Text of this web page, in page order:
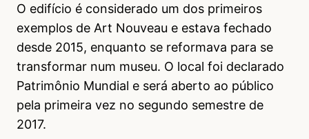
O edifício é considerado um dos primeiros
exemplos de Art Nouveau e estava fechado
desde 2015, enquanto se reformava para se
transformar num museu. O local foi declarado
Patrimônio Mundial e será aberto ao público
pela primeira vez no segundo semestre de
2017.